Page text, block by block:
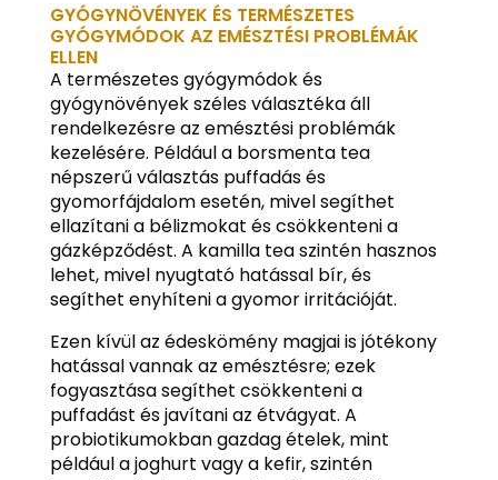
GYÓGYNÖVÉNYEK ÉS TERMÉSZETES
GYÓGYMÓDOK AZ EMÉSZTÉSI PROBLÉMÁK
ELLEN
A természetes gyógymódok és
gyógynövények széles választéka áll
rendelkezésre az emésztési problémák
kezelésére. Például a borsmenta tea
népszerű választás puffadás és
gyomorfájdalom esetén, mivel segíthet
ellazítani a bélizmokat és csökkenteni a
gázképződést. A kamilla tea szintén hasznos
lehet, mivel nyugtató hatással bír, és
segíthet enyhíteni a gyomor irritációját.
Ezen kívül az édeskömény magjai is jótékony
hatással vannak az emésztésre; ezek
fogyasztása segíthet csökkenteni a
puffadást és javítani az étvágyat. A
probiotikumokban gazdag ételek, mint
például a joghurt vagy a kefir, szintén